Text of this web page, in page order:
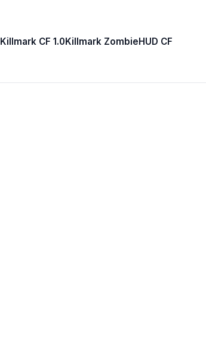
Killmark CF 1.0Killmark ZombieHUD CF